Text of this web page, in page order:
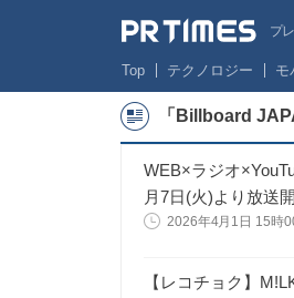
プ
Top テクノロジー モ
「Billboard
WEB×ラジオ
月7日(火)より放送
2026年4月1日 15時
【レコチョク】